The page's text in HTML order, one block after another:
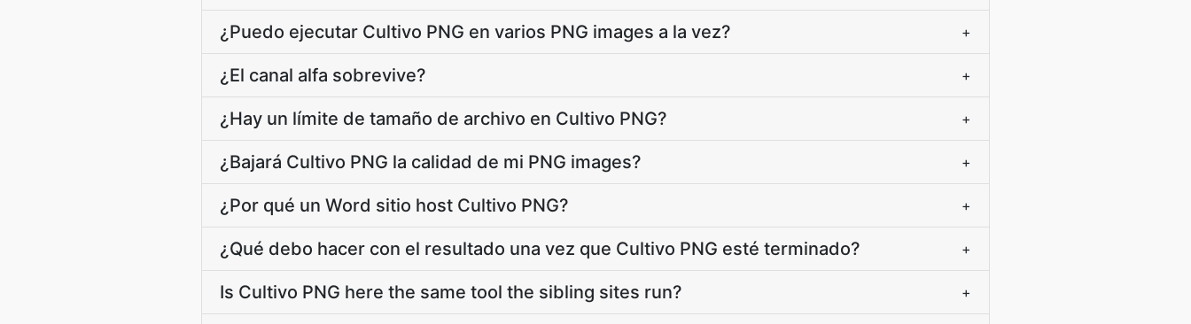
¿Puedo ejecutar Cultivo PNG en varios PNG images a la vez? +
¿El canal alfa sobrevive? +
¿Hay un límite de tamaño de archivo en Cultivo PNG? +
¿Bajará Cultivo PNG la calidad de mi PNG images? +
¿Por qué un Word sitio host Cultivo PNG? +
¿Qué debo hacer con el resultado una vez que Cultivo PNG esté terminado? +
Is Cultivo PNG here the same tool the sibling sites run? +